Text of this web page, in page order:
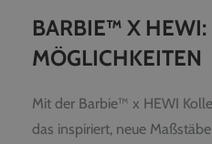
BARBIE™ X HEWI:
MÖGLICHKEITEN
Mit der Barbie™ x HEWI
das inspiriert, neue